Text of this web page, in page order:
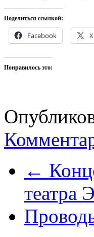
Поделиться ссылкой:
Facebook X
Понравилось это:
←
театра